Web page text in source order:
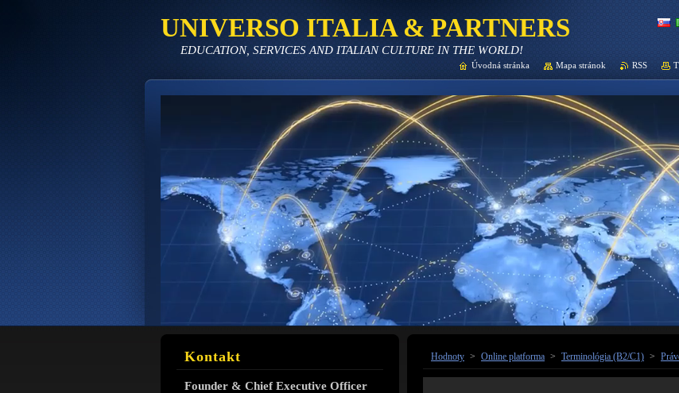
UNIVERSO ITALIA & PARTNERS
EDUCATION, SERVICES AND ITALIAN CULTURE IN THE WORLD!
Hodnoty > Online platforma > Terminológia (B2/C1) >
Kontakt
Founder & Chief Executive Officer
Úvodná stránka Mapa stránok RSS